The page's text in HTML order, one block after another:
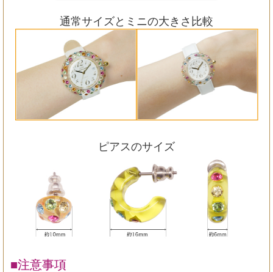
通常サイズとミニの大きさ比較
ピアスのサイズ
■注意事項